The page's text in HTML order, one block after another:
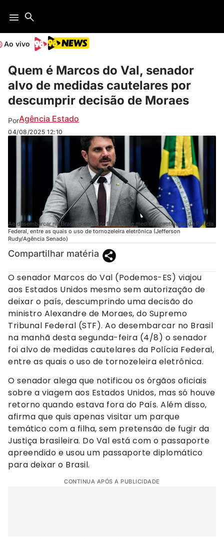
Ao vivo
Quem é Marcos do Val, senador
alvo de medidas cautelares por
descumprir decisão de Moraes
PorAgência Estado
04/08/2025 12:10
Ao desembarcar no Brasil ,o senador foi alvo de medidas cautelares da Polícia
Federal, entre as quais o uso de tornozeleira eletrônica (Jefferson
Rudy/Agência Senado)
Compartilhar matéria
O senador Marcos do Val (Podemos-ES) viajou
aos Estados Unidos mesmo sem autorização de
deixar o país, descumprindo uma decisão do
ministro Alexandre de Moraes, do Supremo
Tribunal Federal (STF). Ao desembarcar no Brasil
na manhã desta segunda-feira (4/8) o senador
foi alvo de medidas cautelares da Polícia Federal,
entre as quais o uso de tornozeleira eletrônica.
O senador alega que notificou os órgãos oficiais
sobre a viagem aos Estados Unidos, mas só houve
retorno quando estava fora do País. Além disso,
afirma que quis apenas visitar um parque
temático com a filha, sem pretensão de fugir da
Justiça brasileira. Do Val está com o passaporte
apreendido e usou um passaporte diplomático
para deixar o Brasil.
CONTINUA APÓS A PUBLICIDADE